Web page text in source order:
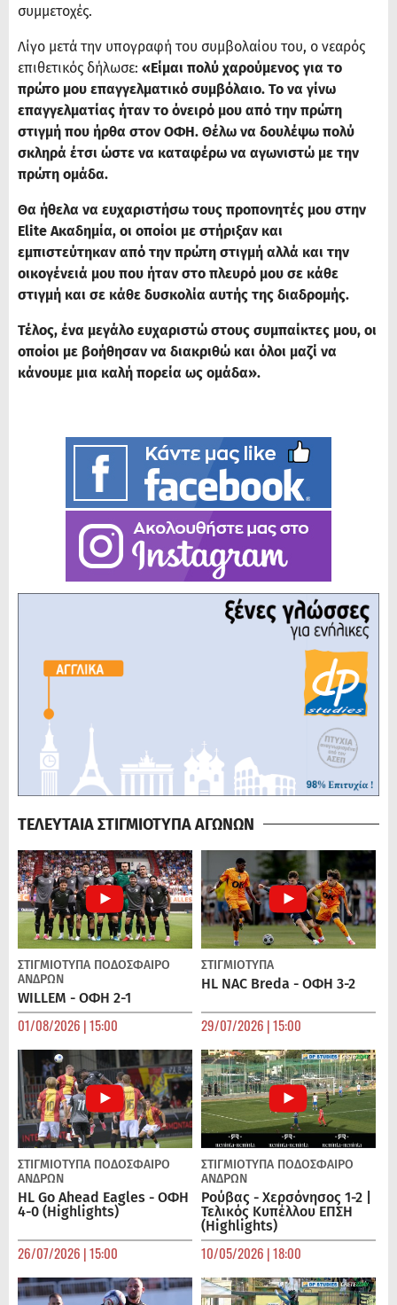
συμμετοχές.
Λίγο μετά την υπογραφή του συμβολαίου του, ο νεαρός
επιθετικός δήλωσε: «Είμαι πολύ χαρούμενος για το
πρώτο μου επαγγελματικό συμβόλαιο. Το να γίνω
επαγγελματίας ήταν το όνειρό μου από την πρώτη
στιγμή που ήρθα στον ΟΦΗ. Θέλω να δουλέψω πολύ
σκληρά έτσι ώστε να καταφέρω να αγωνιστώ με την
πρώτη ομάδα.
Θα ήθελα να ευχαριστήσω τους προπονητές μου στην
Elite Ακαδημία, οι οποίοι με στήριξαν και
εμπιστεύτηκαν από την πρώτη στιγμή αλλά και την
οικογένειά μου που ήταν στο πλευρό μου σε κάθε
στιγμή και σε κάθε δυσκολία αυτής της διαδρομής.
Τέλος, ένα μεγάλο ευχαριστώ στους συμπαίκτες μου, οι
οποίοι με βοήθησαν να διακριθώ και όλοι μαζί να
κάνουμε μια καλή πορεία ως ομάδα».
ΤΕΛΕΥΤΑΙΑ ΣΤΙΓΜΙΟΤΥΠΑ ΑΓΩΝΩΝ
ΣΤΙΓΜΙΟΤΥΠΑ ΠΟΔΌΣΦΑΙΡΟ
ΑΝΔΡΏΝ
WILLEM - ΟΦΗ 2-1
01/08/2026 | 15:00
ΣΤΙΓΜΙΟΤΥΠΑ
HL NAC Breda - ΟΦΗ 3-2
29/07/2026 | 15:00
ΣΤΙΓΜΙΟΤΥΠΑ ΠΟΔΌΣΦΑΙΡΟ
ΑΝΔΡΏΝ
HL Go Ahead Eagles - ΟΦΗ
4-0 (Highlights)
26/07/2026 | 15:00
ΣΤΙΓΜΙΟΤΥΠΑ ΠΟΔΌΣΦΑΙΡΟ
ΑΝΔΡΏΝ
Ρούβας - Χερσόνησος 1-2 |
Τελικός Κυπέλλου ΕΠΣΗ
(Highlights)
10/05/2026 | 18:00